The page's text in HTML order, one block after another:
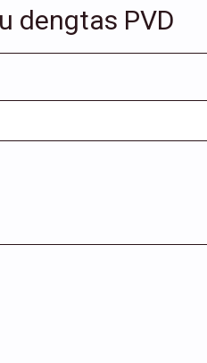
dengtas PVD